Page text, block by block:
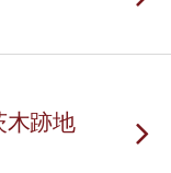
跡地